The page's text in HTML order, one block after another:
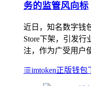
务的监管风向标
近日，知名数字钱
Store下架，引发
注，作为广受用户
imtoken正版钱包